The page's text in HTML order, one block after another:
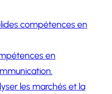
compétences en
en
les marchés et la